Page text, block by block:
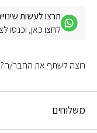
תרצו לעשות
לחצו כאן, וכנסו
משלוחים
רוצה לשתף את החבר/ה?